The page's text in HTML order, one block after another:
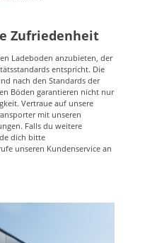
Zufriedenheit
Ladeboden anzubieten, der
entspricht. Die
nach den Standards der
Böden garantieren nicht nur
Vertraue auf unsere
mit unseren
Falls du weitere
dich bitte
unseren Kundenservice an